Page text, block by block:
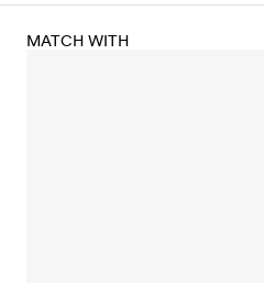
MATCH WITH